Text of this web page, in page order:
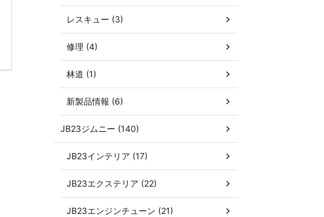
レスキュー (3)
修理 (4)
林道 (1)
新製品情報 (6)
JB23ジムニー (140)
JB23インテリア (17)
JB23エクステリア (22)
JB23エンジンチューン (21)